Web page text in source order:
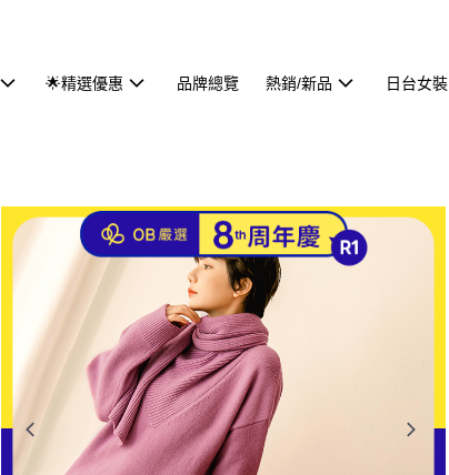
🌟精選優惠 品牌總覽 熱銷/新品 日台女裝